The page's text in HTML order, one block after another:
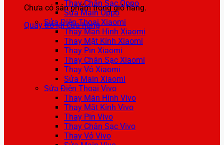
Chưa có sản phẩm trong giỏ hàng.
Quay trở lại cửa hàng
Thay Chân Sạc Oppo
Sửa Main Oppo
Sửa Điện Thoại Xiaomi
Thay Màn Hình Xiaomi
Thay Mặt Kính Xiaomi
Thay Pin Xiaomi
Thay Chân Sạc Xiaomi
Thay Vỏ Xiaomi
Sửa Main Xiaomi
Sửa Điện Thoại Vivo
Thay Màn Hình Vivo
Thay Mặt Kính Vivo
Thay Pin Vivo
Thay Chân Sạc Vivo
Thay Vỏ Vivo